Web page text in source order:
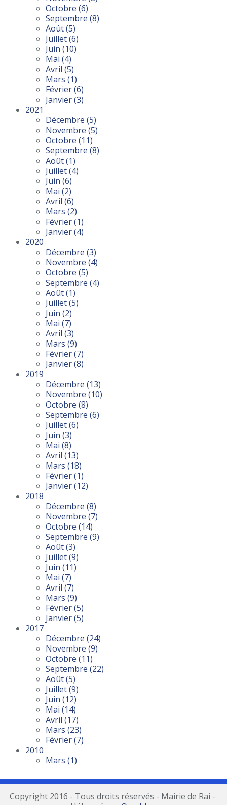
Octobre (6)
Septembre (8)
Août(5)
Juillet(6)
Juin (10)
Mai (4)
Avril (5)
Mars (1)
Février(6)
Janvier(3)
2021
Décembre (5)
Novembre (5)
Octobre (11)
Septembre (8)
Août(1)
Juillet(4)
Juin (6)
Mai (2)
Avril (6)
Mars (2)
Février(1)
Janvier(4)
2020
Décembre (3)
Novembre (4)
Octobre (5)
Septembre (4)
Août(1)
Juillet(5)
Juin (2)
Mai (7)
Avril (3)
Mars (9)
Février(7)
Janvier(8)
2019
Décembre (13)
Novembre (10)
Octobre (8)
Septembre (6)
Juillet(6)
Juin (3)
Mai (8)
Avril (13)
Mars (18)
Février(1)
Janvier(12)
2018
Décembre (8)
Novembre (7)
Octobre (14)
Septembre (9)
Août(3)
Juillet(9)
Juin (11)
Mai (7)
Avril (7)
Mars (9)
Février(5)
Janvier(5)
2017
Décembre (24)
Novembre (9)
Octobre (11)
Septembre (22)
Août(5)
Juillet(9)
Juin (12)
Mai (14)
Avril (17)
Mars (23)
Février(7)
2010
Mars (1)
Copyright 2016 - Tous droits réservés - Mairie de Rai -